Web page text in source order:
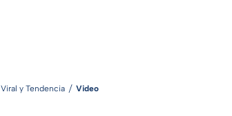
Viral y Tendencia Video